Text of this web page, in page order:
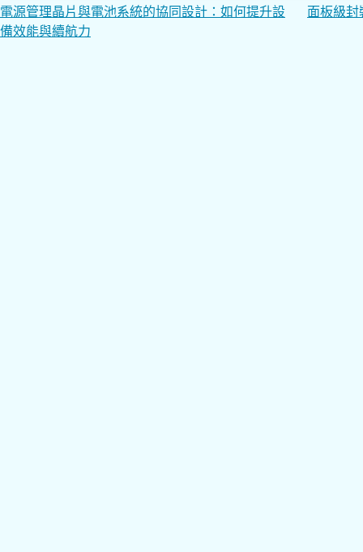
文
章
電源管理晶片與電池系統的協同設計：如何提升設
備效能與續航力
面板級